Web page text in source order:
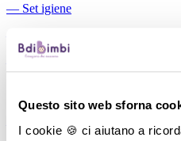
Questo sito web sforna
I cookie 🍪 ci aiutano a
― Set igiene
Aspiratori nasali manuali
―
Cuscini allattamento